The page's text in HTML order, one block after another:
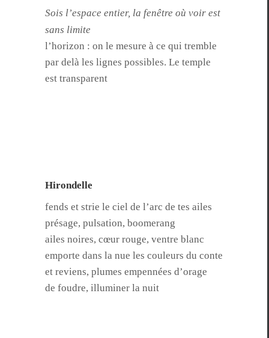
Sois l’espace entier, la fenêtre où voir est
sans limite
l’horizon : on le mesure à ce qui tremble
par delà les lignes pos­si­bles. Le tem­ple
est transparent
Hirondelle
fends et strie le ciel de l’arc de tes ailes
présage, pul­sa­tion, boomerang
ailes noires, cœur rouge, ven­tre blanc
emporte dans la nue les couleurs du conte
et reviens, plumes empen­nées d’orage
de foudre, illu­min­er la nuit